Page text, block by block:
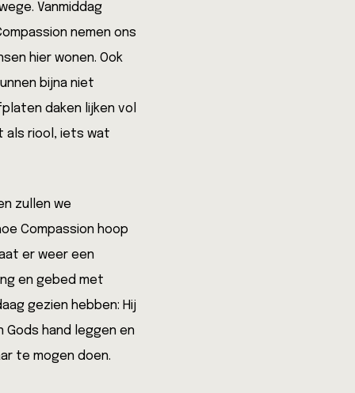
Vanmiddag
nemen ons
hier wonen. Ook
bijna niet
daken lijken vol
als riool, iets wat
zullen we
Compassion hoop
er weer een
en gebed met
gezien hebben: Hij
Gods hand leggen en
te mogen doen.